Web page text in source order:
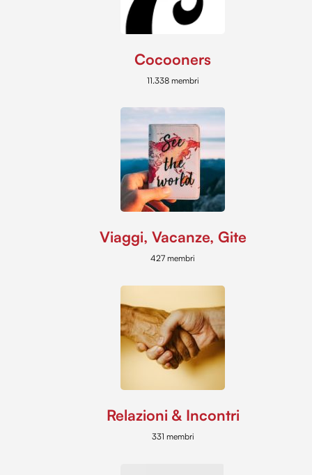
Cocooners
11.338 membri
Viaggi, Vacanze, Gite
427 membri
Relazioni & Incontri
331 membri